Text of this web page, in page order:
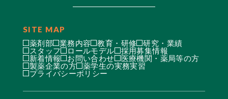
SITE MAP
薬剤部 業務内容 教育・研修
研究・業績
スタッフ
ロールモデル
採用募集情報
新着情報
お問い合わせ
医療機関・薬局等の方
製薬企業の方
薬学生の実務実習
プライバシーポリシー